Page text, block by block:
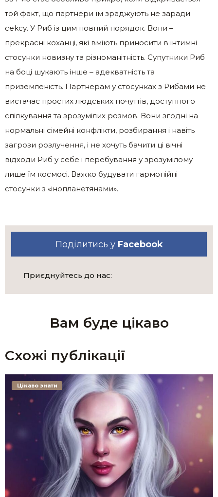
той факт, що партнери їм зраджують не заради
сеkсу. У Риб із цим повний порядок. Вони –
прекрасні коханці, які вміють приносити в інтимні
стосунки новизну та різноманітність. Супутники Риб
на боці шукають інше – адекватність та
приземленість. Партнерам у стосунках з Рибами не
вистачає простих людських почуттів, доступного
спілкування та зрозумілих розмов. Вони згодні на
нормальні сімейні конфлікти, розбирання і навіть
загрози розлучення, і не хочуть бачити ці вічні
відходи Риб у себе і перебування у зрозумілому
лише їм космосі. Важко будувати гармонійні
стосунки з «інопланетянами».
Поділитись у Facebook
Приєднуйтесь до нас:
Вам буде цікаво
Схожі публікації
Цікаво знати